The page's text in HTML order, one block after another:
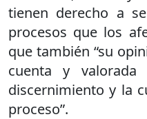
tienen derecho a
procesos que los
que también “su
cuenta y
discernimiento y la
proceso”.